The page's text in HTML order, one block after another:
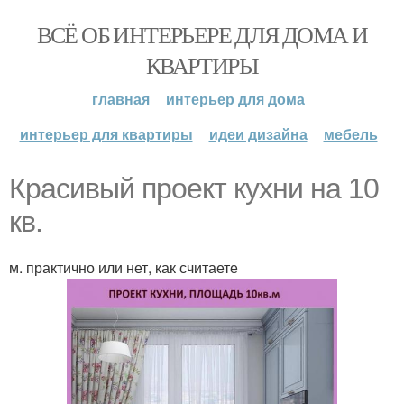
ВСЁ ОБ ИНТЕРЬЕРЕ ДЛЯ ДОМА И
КВАРТИРЫ
главная
интерьер для дома
интерьер для квартиры
идеи дизайна мебель
Красивый проект кухни на 10
кв.
м. практично или нет, как считаете